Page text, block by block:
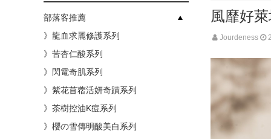
部落客推薦
》龍血求麗修護系列
》苦杏仁酸系列
》閃電奇肌系列
》紫花苜蓿活妍奇蹟系列
》茶樹控油K痘系列
》櫻の雪傳明酸美白系列
風靡好
Jourdeness